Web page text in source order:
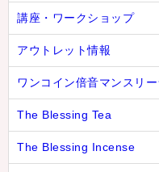
講座・ワークショップ
アウトレット情報
ワンコイン倍音マンスリ
The Blessing Tea
The Blessing Incense